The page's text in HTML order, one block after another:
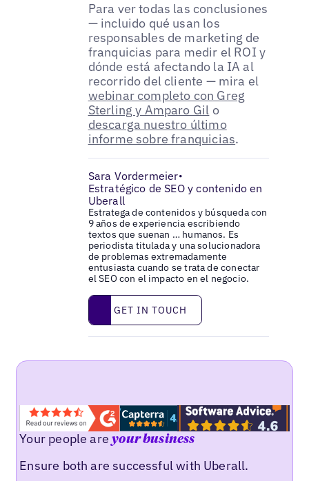
Para ver todas las conclusiones
— incluido qué usan los
responsables de marketing de
franquicias para medir el ROI y
dónde está afectando la IA al
recorrido del cliente — mira el
webinar completo con Greg
Sterling y Amparo Gil o
descarga nuestro último
informe sobre franquicias.
Sara Vordermeier•
Estratégico de SEO y contenido en
Uberall
Estratega de contenidos y búsqueda con
9 años de experiencia escribiendo
textos que suenan … humanos. Es
periodista titulada y una solucionadora
de problemas extremadamente
entusiasta cuando se trata de conectar
el SEO con el impacto en el negocio.
Get in touch
GET IN TOUCH
Your people areyour business
Ensure both are successful with Uberall.